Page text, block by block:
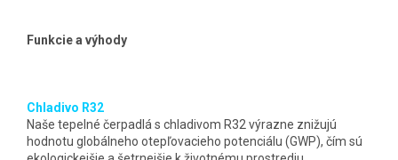
Funkcie a výhody
Chladivo R32
Naše tepelné čerpadlá s chladivom R32 výrazne znižujú
hodnotu globálneho otepľovacieho potenciálu (GWP), čím sú